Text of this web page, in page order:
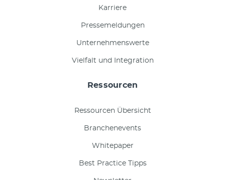
Karriere
Pressemeldungen
Unternehmenswerte
Vielfalt und Integration
Ressourcen
Ressourcen Übersicht
Branchenevents
Whitepaper
Best Practice Tipps